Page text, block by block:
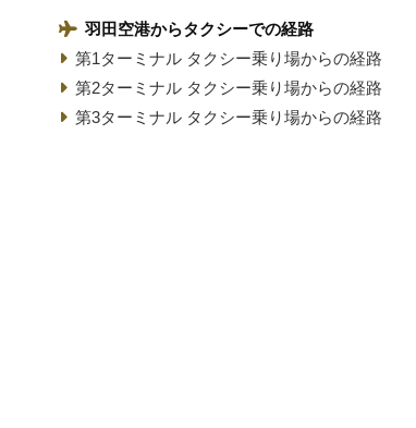
羽田空港からタクシーでの経路
第1ターミナル タクシー乗り場からの経路
第2ターミナル タクシー乗り場からの経路
第3ターミナル タクシー乗り場からの経路